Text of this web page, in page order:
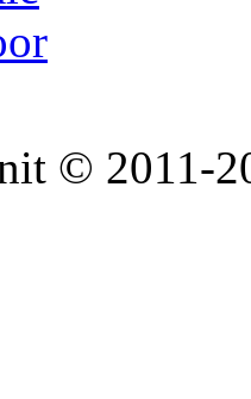
© 2011-